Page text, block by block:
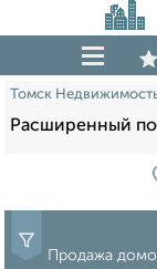
Томск
Расширенный
Продажа